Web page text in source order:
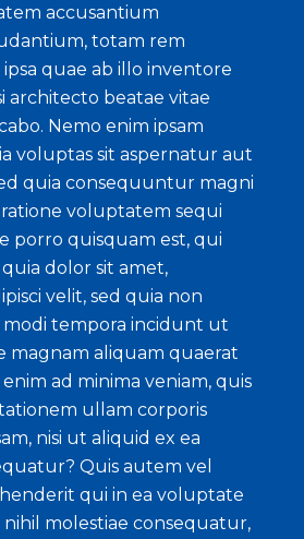
accusantium
totam rem
quae ab illo inventore
architecto beatae vitae
Nemo enim ipsam
voluptas sit aspernatur aut
quia consequuntur magni
voluptatem sequi
porro quisquam est, qui
dolor sit amet,
velit, sed quia non
tempora incidunt ut
magnam aliquam quaerat
ad minima veniam, quis
ullam corporis
nisi ut aliquid ex ea
Quis autem vel
qui in ea voluptate
nihil molestiae consequatur,